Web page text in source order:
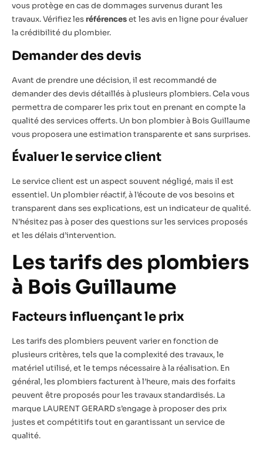
vous protège en cas de dommages survenus durant les
travaux. Vérifiez les référenceset les avis en ligne pour évaluer
la crédibilité du plombier.
Demander des devis
Avant de prendre une décision, il est recommandé de
demander des devis détaillés à plusieurs plombiers. Cela vous
permettra de comparer les prix tout en prenant en compte la
qualité des services offerts. Un bon plombier à Bois Guillaume
vous proposera une estimation transparente et sans surprises.
Évaluer le service client
Le service client est un aspect souvent négligé, mais il est
essentiel. Un plombier réactif, à l’écoute de vos besoins et
transparent dans ses explications, est un indicateur de qualité.
N’hésitez pas à poser des questions sur les services proposés
et les délais d’intervention.
Les tarifs des plombiers
à Bois Guillaume
Facteurs influençant le prix
Les tarifs des plombiers peuvent varier en fonction de
plusieurs critères, tels que la complexité des travaux, le
matériel utilisé, et le temps nécessaire à la réalisation. En
général, les plombiers facturent à l’heure, mais des forfaits
peuvent être proposés pour les travaux standardisés. La
marque LAURENT GERARD s’engage à proposer des prix
justes et compétitifs tout en garantissant un service de
qualité.